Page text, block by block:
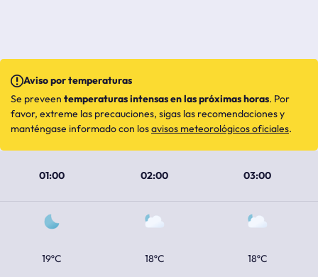
01:00 02:00 03:00
19ºC 18ºC 18ºC
Aviso por temperaturas
Se preveen temperaturas intensas en las próximas horas. Por
favor, extreme las precauciones, sigas las recomendaciones y
manténgase informado con losavisos meteorológicos oficiales.